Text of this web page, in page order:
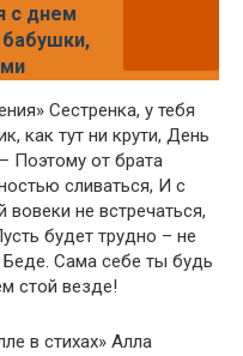
с днем
бабушки,
Сестренка, у тебя
как тут ни крути, День
Поэтому от брата
сливаться, И с
не встречаться,
будет трудно – не
Сама себе ты будь
стой везде!
в стихах» Алла